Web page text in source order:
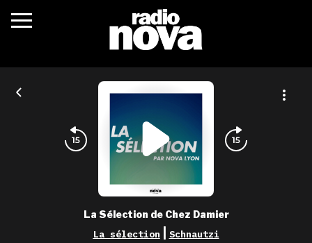
c’était quoi ?
podcasts
nova aime
les grilles
La Sélection de Chez Damier
La sélection Schnautzi